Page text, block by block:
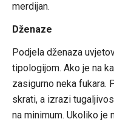
merdijan.
Dženaze
Podjela dženaza
tipologijom. Ako je na
zasigurno neka fukara.
skrati, a izrazi
na minimum. Ukoliko je